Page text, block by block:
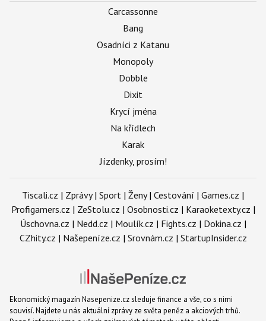
Carcassonne
Bang
Osadníci z Katanu
Monopoly
Dobble
Dixit
Krycí jména
Na křídlech
Karak
Jízdenky, prosím!
Tiscali.cz | Zprávy| Sport | Ženy| Cestování | Games.cz |
Profigamers.cz | ZeStolu.cz | Osobnosti.cz | Karaoketexty.cz |
Úschovna.cz | Nedd.cz | Moulík.cz | Fights.cz | Dokina.cz |
CZhity.cz | Našepeníze.cz | Srovnám.cz | StartupInsider.cz
Ekonomický magazín Nasepenize.cz sleduje finance a vše, co s nimi
souvisí. Najdete u nás aktuální zprávy ze světa peněz a akciových trhů.